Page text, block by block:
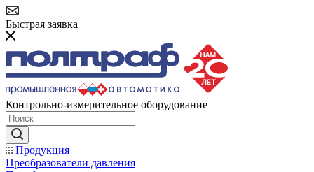
Быстрая заявка
Контрольно-измерительное оборудование
Продукция
Преобразователи давления